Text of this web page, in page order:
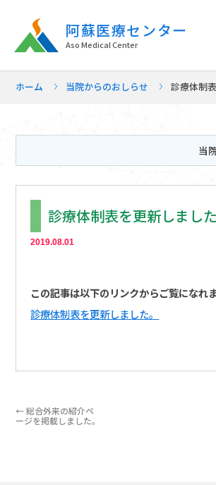
阿蘇医療センター
Aso Medical Center
ホーム 当院からのおしらせ 診療体制
当
診療体制表を更新しました
2019.08.01
この記事は以下のリンクからご覧になれ
診療体制表を更新しました。
←総合外来の紹介ペ
ージを掲載しました。